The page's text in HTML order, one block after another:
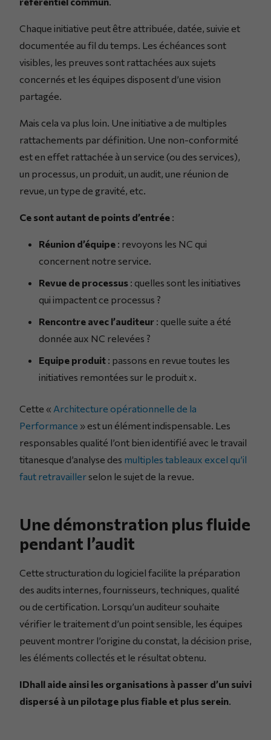
Chaque initiative peut être attribuée, datée, suivie et
documentée au fil du temps. Les échéances sont
visibles, les preuves sont rattachées aux sujets
concernés et les équipes disposent d’une vision
partagée.
Mais cela va plus loin. Une initiative a de multiples
rattachements par définition. Une non-conformité
est en effet rattachée à un service (ou des services),
un processus, un produit, un audit, une réunion de
revue, un type de gravité, etc.
Ce sont autant de points d’entrée :
Réunion d’équipe : revoyons les NC qui
concernent notre service.
Revue de processus : quelles sont les initiatives
qui impactent ce processus ?
Rencontre avec l’auditeur : quelle suite a été
donnée aux NC relevées ?
Equipe produit : passons en revue toutes les
initiatives remontées sur le produit x.
Cette « Architecture opérationnelle de la
Performance » est un élément indispensable. Les
responsables qualité l’ont bien identifié avec le travail
titanesque d’analyse des multiples tableaux excel qu’il
faut retravailler selon le sujet de la revue.
Une démonstration plus fluide
pendant l’audit
Cette structuration du logiciel facilite la préparation
des audits internes, fournisseurs, techniques, qualité
ou de certification. Lorsqu’un auditeur souhaite
vérifier le traitement d’un point sensible, les équipes
peuvent montrer l’origine du constat, la décision prise,
les éléments collectés et le résultat obtenu.
IDhall aide ainsi les organisations à passer d’un suivi
dispersé à un pilotage plus fiable et plus serein